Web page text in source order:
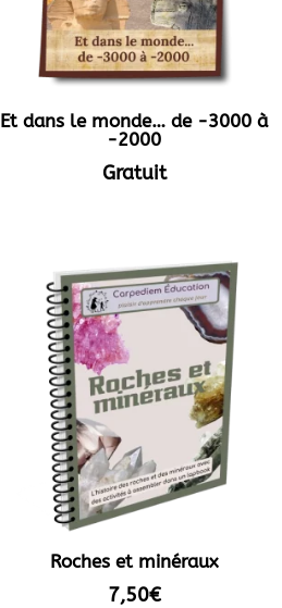
Et dans le monde… de -3000 à
-2000
Gratuit
Roches et minéraux
7,50€